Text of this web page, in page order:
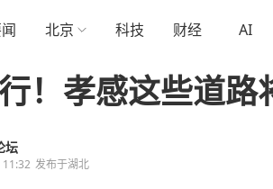
北京 科技 财经 AI
！孝感这些道路
坛
发布于湖北